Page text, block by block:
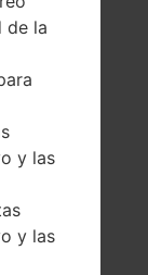
de la
y las
y las